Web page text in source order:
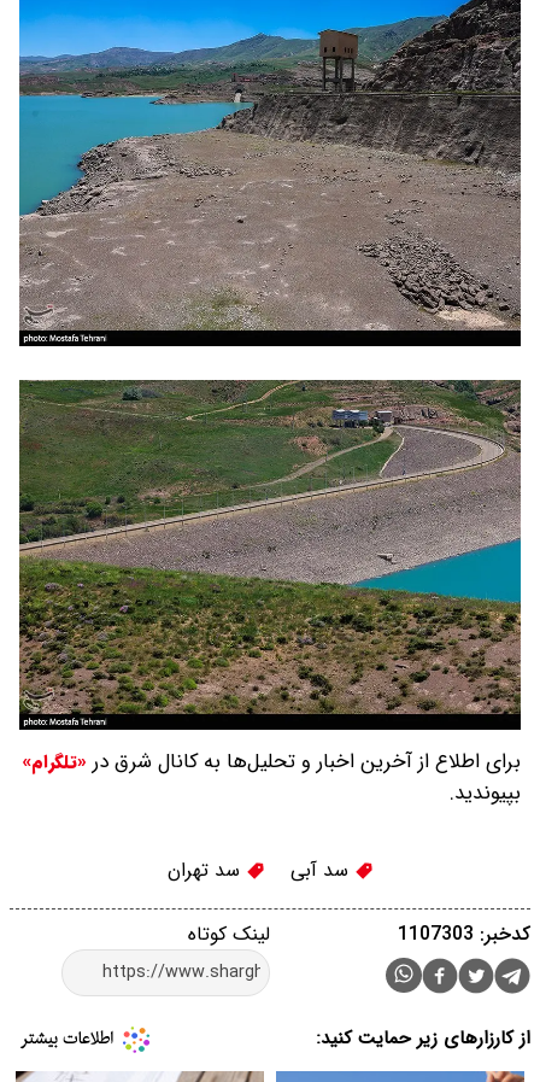
برای اطلاع از آخرین اخبار و تحلیل‌ها به کانال شرق در «تلگرام»
بپیوندید.
سد آبی سد تهران
لینک کوتاه کدخبر: 1107303
از کارزارهای زیر حمایت کنید: